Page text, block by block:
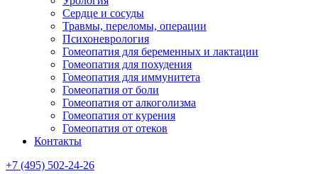
Сердце и сосуды
Травмы, переломы, операции
Психоневрология
Гомеопатия для беременных и лактации
Гомеопатия для похудения
Гомеопатия для иммунитета
Гомеопатия от боли
Гомеопатия от алкоголизма
Гомеопатия от курения
Гомеопатия от отеков
Контакты
+7 (495) 502-24-26